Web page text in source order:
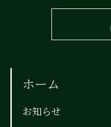
ホーム
お知らせ